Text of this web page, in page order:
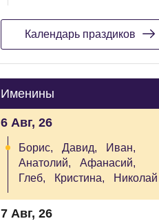
Календарь праздиков
Именины
6 Авг, 26
Борис, Давид,
Иван,
Анатолий,
Афанасий,
Глеб,
Кристина, Николай
7 Авг, 26